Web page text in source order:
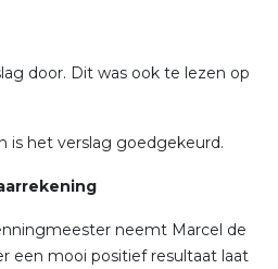
door. Dit was ook te lezen op
is het verslag goedgekeurd.
neemt Marcel de
een mooi positief resultaat laat